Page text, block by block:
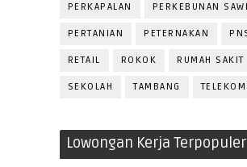
PERKAPALAN PERKEBUNAN
PERTANIAN PETERNAKAN
RETAIL ROKOK RUMAH SAKIT
SEKOLAH TAMBANG
Lowongan Kerja Terpopuler